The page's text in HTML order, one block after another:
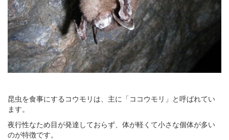
昆虫を食事にするコウモリは、主に「ココウモリ」と呼ばれてい
ます。
夜行性なため目が発達しておらず、体が軽くて小さな個体が多い
のが特徴です。